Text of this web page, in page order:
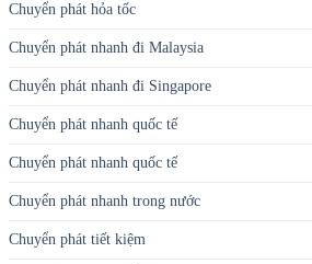
Chuyển phát hỏa tốc
Chuyển phát nhanh đi Malaysia
Chuyển phát nhanh đi Singapore
Chuyển phát nhanh quốc tế
Chuyển phát nhanh quốc tế
Chuyển phát nhanh trong nước
Chuyển phát tiết kiệm